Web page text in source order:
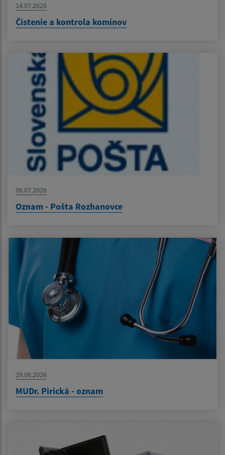
14.07.2026
Čistenie a kontrola komínov
06.07.2026
Oznam - Pošta Rozhanovce
29.06.2026
MUDr. Pirická - oznam